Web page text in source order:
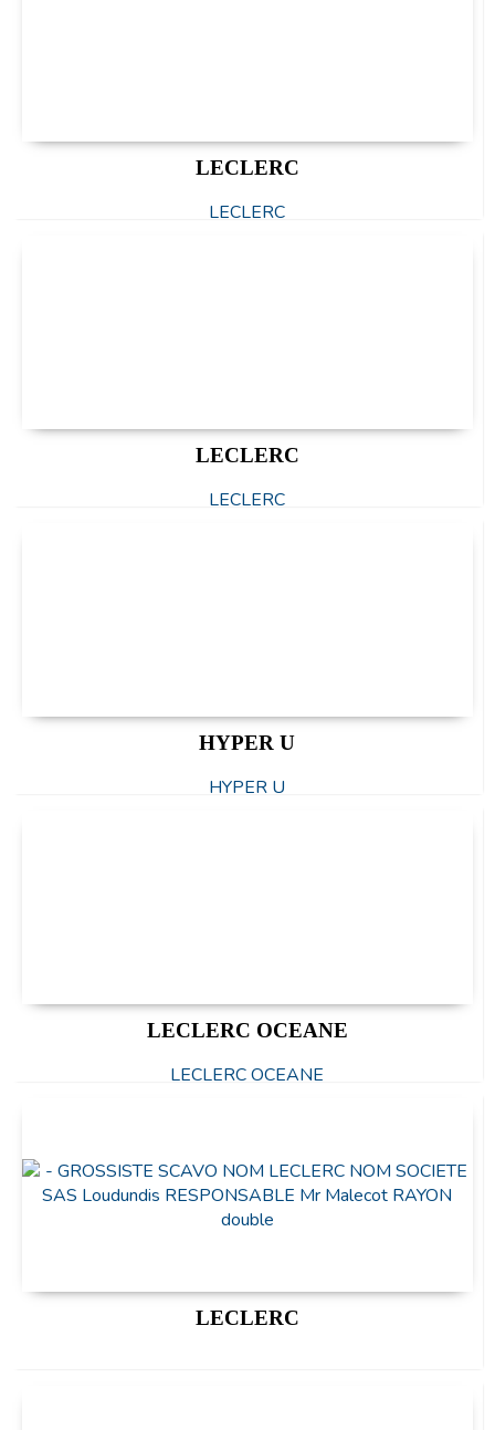
LECLERC
LECLERC
LECLERC
LECLERC
HYPER U
HYPER U
LECLERC OCEANE
LECLERC OCEANE
LECLERC